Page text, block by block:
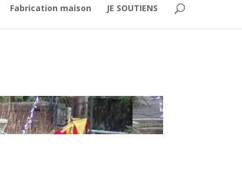
Fabrication maison JE SOUTIENS